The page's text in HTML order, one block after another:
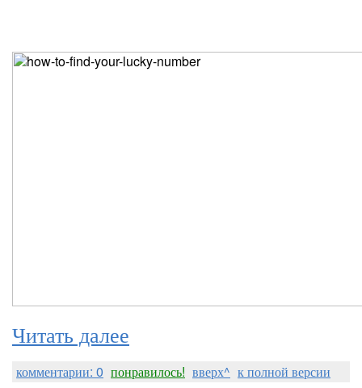
Читать далее
комментарии: 0 понравилось! вверх^ к полной версии